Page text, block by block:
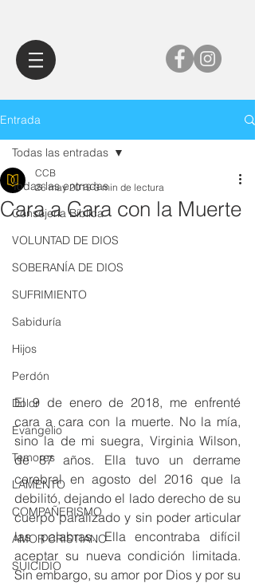
Entrada
Todas las entradas
Consejería Bíblica
VOLUNTAD DE DIOS
SOBERANÍA DE DIOS
SUFRIMIENTO
Sabiduría
Hijos
Perdón
Dolor
Evangelio
Temores
LAMENTO
COMPAÑERISMO
AMOR CRISTIANO
SUICIDIO
Todas las entradas
Cara a Cara con la Muerte
CCB
26 may 2019 3 min de lectura
El 9 de enero de 2018, me enfrenté
cara a cara con la muerte. No la mía,
sino la de mi suegra, Virginia Wilson,
de 87 años. Ella tuvo un derrame
cerebral en agosto del 2016 que la
debilitó, dejando el lado derecho de su
cuerpo paralizado y sin poder articular
las palabras. Ella encontraba difícil
aceptar su nueva condición limitada.
Sin embargo, su amor por Dios y por su